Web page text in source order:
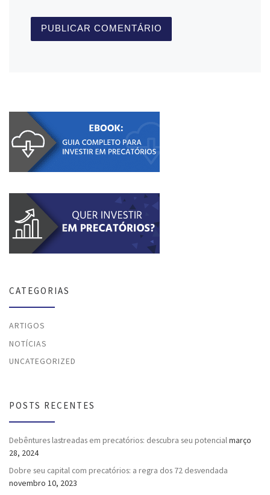
CATEGORIAS
ARTIGOS
NOTÍCIAS
UNCATEGORIZED
POSTS RECENTES
Debêntures lastreadas em precatórios: descubra seu potencial março
28, 2024
Dobre seu capital com precatórios: a regra dos 72 desvendada
novembro 10, 2023